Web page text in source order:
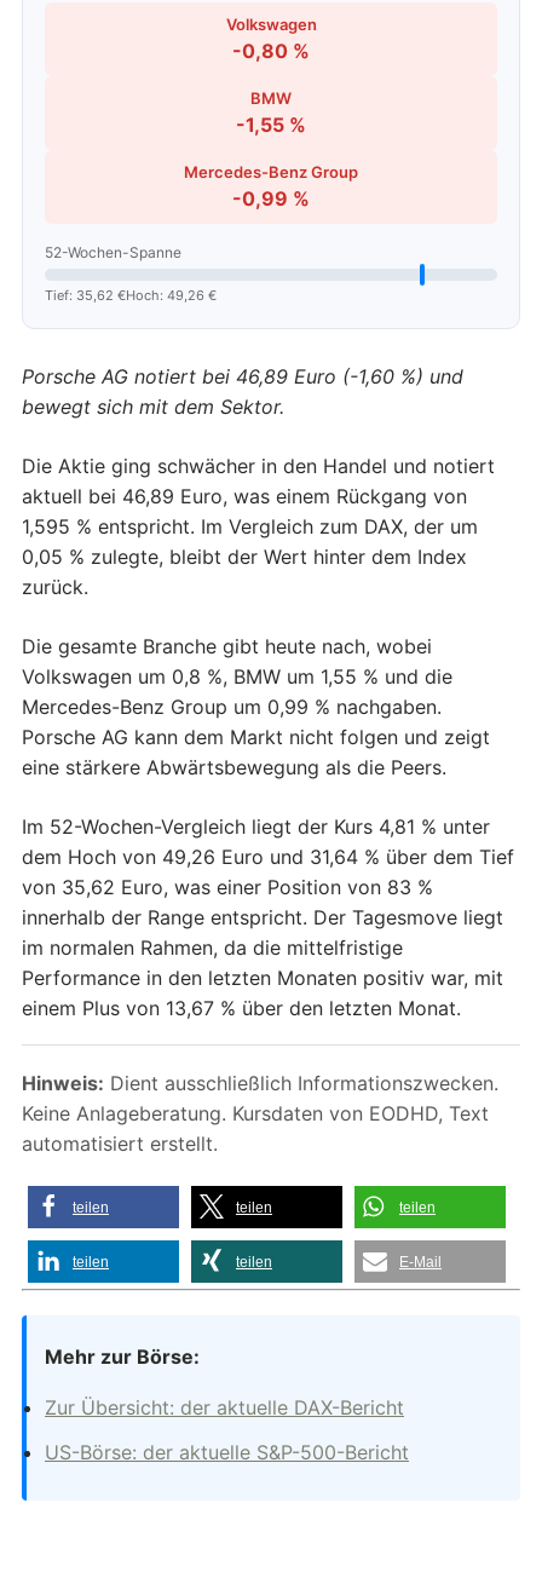
Volkswagen
-0,80 %
BMW
-1,55 %
Mercedes-Benz Group
-0,99 %
52-Wochen-Spanne
Tief: 35,62 €Hoch: 49,26 €
Porsche AG notiert bei 46,89 Euro (-1,60 %) und
bewegt sich mit dem Sektor.
Die Aktie ging schwächer in den Handel und notiert
aktuell bei 46,89 Euro, was einem Rückgang von
1,595 % entspricht. Im Vergleich zum DAX, der um
0,05 % zulegte, bleibt der Wert hinter dem Index
zurück.
Die gesamte Branche gibt heute nach, wobei
Volkswagen um 0,8 %, BMW um 1,55 % und die
Mercedes-Benz Group um 0,99 % nachgaben.
Porsche AG kann dem Markt nicht folgen und zeigt
eine stärkere Abwärtsbewegung als die Peers.
Im 52-Wochen-Vergleich liegt der Kurs 4,81 % unter
dem Hoch von 49,26 Euro und 31,64 % über dem Tief
von 35,62 Euro, was einer Position von 83 %
innerhalb der Range entspricht. Der Tagesmove liegt
im normalen Rahmen, da die mittelfristige
Performance in den letzten Monaten positiv war, mit
einem Plus von 13,67 % über den letzten Monat.
Hinweis: Dient ausschließlich Informationszwecken.
Keine Anlageberatung. Kursdaten von EODHD, Text
automatisiert erstellt.
teilen teilen teilen
teilen teilen E-Mail
Mehr zur Börse:
Zur Übersicht: der aktuelle DAX-Bericht
US-Börse: der aktuelle S&P-500-Bericht